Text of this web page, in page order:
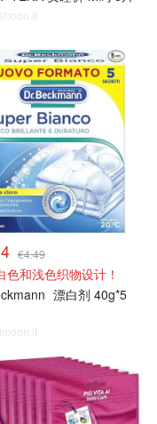
€4.49
色和浅色织物设计！
漂白剂 40g*5